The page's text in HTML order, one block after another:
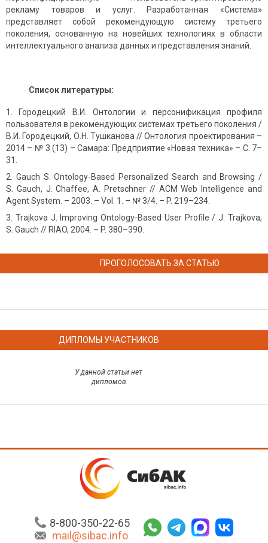
рекламу товаров и услуг. Разработанная «Система»
представляет собой рекомендующую систему третьего
поколения, основанную на новейших технологиях в области
интеллектуального анализа данных и представления знаний.
Список литературы:
Городецкий В.И. Онтологии и персонификация профиля
пользователя в рекомендующих системах третьего поколения /
В.И. Городецкий, О.Н. Тушканова // Онтология проектирования –
2014 – № 3 (13) – Самара: Предприятие «Новая техника» – С. 7–
31.
Gauch S. Ontology-Based Personalized Search and Browsing /
S. Gauch, J. Chaffee, A. Pretschner // ACM Web Intelligence and
Agent System. – 2003. – Vol. 1. – № 3/4. – P. 219–234.
Trajkova J. Improving Ontology-Based User Profile / J. Trajkova,
S. Gauch // RIAO, 2004. – P. 380–390.
ПРОГОЛОСОВАТЬ ЗА СТАТЬЮ
ДИПЛОМЫ УЧАСТНИКОВ
У данной статьи нет
дипломов
8-800-350-22-65
mail@sibac.info